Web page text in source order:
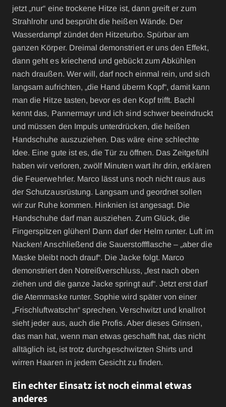
jetzt „nur“ eine trockene Hitze ist, dann greift er zum
Strahlrohr und besprüht die heißen Wände. Der
Wasserdampf zündet den Hitzeturbo. Spürbar am
ganzen Körper. Dreimal demonstriert er uns den Effekt,
dann geht es kriechend und gebückt zum Abkühlen
nach draußen. Wer will, darf noch einmal rein, und sich
langsam aufrichten, „die Hand überm Kopf“, damit kann
man die Hitze tasten, bevor es den Kopf trifft. Bachl
kennt das, Pannermayr und ich sind schwer beeindruckt
und müssen den Impuls unterdrücken, die heißen
Handschuhe auszuziehen. Das wäre eine schlechte
Idee. Eine gute ist es, die Tür zu öffnen. Das Zeitgefühl
haben wir verloren, zwölf Minuten wart ihr drin, erklären
die Feuerwehrler. Marco lässt uns noch nicht raus aus
der Schutzausrüstung. Langsam und geordnet sollen
wir zur Ruhe kommen. Hinknien ist angesagt. Die
Handschuhe darf man ausziehen. Zum Glück, die
Fingerspitzen glühen! Dann darf der Helm runter. Luft im
Nacken! Anschließend die Sauerstoffflasche – „aber die
Maske bleibt noch drauf“. Die Jacke folgt. Marco
demonstriert den Notreißverschluss, „fest nach oben
ziehen und die ganze Jacke springt auf“. Jetzt erst darf
die Atemmaske runter. Sophie wird später von einer
„Frischluftwatschn“ sprechen. Verschwitzt und knallrot
sieht jeder aus, auch die Profis. Aber dieses Grinsen,
das man hat, wenn man etwas geschafft hat, das nicht
alltäglich ist, ist trotz durchgeschwitzten Shirts und
wirren Haaren in jedem Gesicht zu finden.
Ein echter Einsatz ist noch einmal etwas
anderes